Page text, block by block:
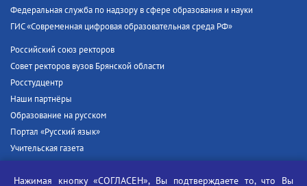
Федеральная служба по надзору в сфере образования и науки
ГИС «Современная цифровая образовательная среда РФ»
Российский союз ректоров
Совет ректоров вузов Брянской области
Росстудцентр
Наши партнёры
Образование на русском
Портал «Русский язык»
Учительская газета
Единый портал государственных услуг
Нажимая кнопку «СОГЛАСЕН», Вы подтверждаете то, что Вы